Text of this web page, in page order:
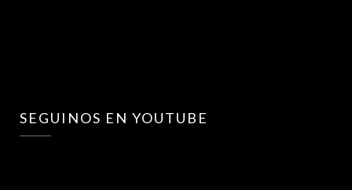
SEGUINOS EN YOUTUBE